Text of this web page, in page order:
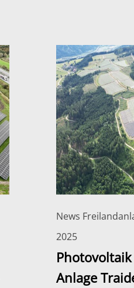
News
2025
Anlage